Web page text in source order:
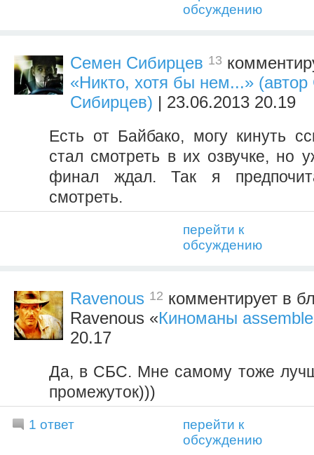
обсуждению
Семен Сибирцев 13
«Никто, хотя бы нем...»
Сибирцев) | 23.06.2013 20.19
Есть от Байбако, могу кинуть
стал смотреть в их озвучке, но
финал ждал. Так я
смотреть.
перейти к
обсуждению
Ravenous 12 комментирует в
Ravenous «Киноманы
20.17
Да, в СБС. Мне самому тоже
промежуток)))
1 ответ
перейти к
обсуждению